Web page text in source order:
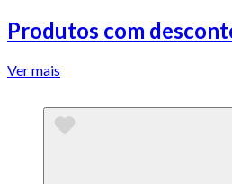
Produtos com
Ver mais